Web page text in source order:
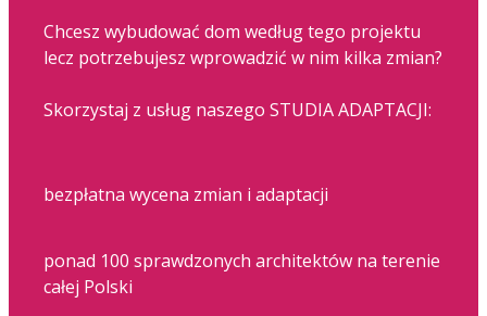
Chcesz wybudować dom według tego projektu
lecz potrzebujesz wprowadzić w nim kilka zmian?
Skorzystaj z usług naszego STUDIA ADAPTACJI:
bezpłatna wycena zmian i adaptacji
ponad 100 sprawdzonych architektów na terenie
całej Polski